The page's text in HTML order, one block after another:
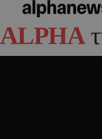
ALPHA